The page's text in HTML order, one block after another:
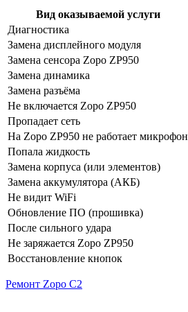
Вид оказываемой услуги
Диагностика
Замена дисплейного модуля
Замена сенсора Zopo ZP950
Замена динамика
Замена разъёма
Не включается Zopo ZP950
Пропадает сеть
На Zopo ZP950 не работает микрофон
Попала жидкость
Замена корпуса (или элементов)
Замена аккумулятора (АКБ)
Не видит WiFi
Обновление ПО (прошивка)
После сильного удара
Не заряжается Zopo ZP950
Восстановление кнопок
Ремонт Zopo C2